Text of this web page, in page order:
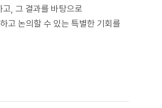
, 그 결과를 바탕으로
고 논의할 수 있는 특별한 기회를